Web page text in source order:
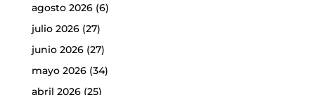
agosto 2026(6)
julio 2026(27)
junio 2026(27)
mayo 2026(34)
abril 2026(25)